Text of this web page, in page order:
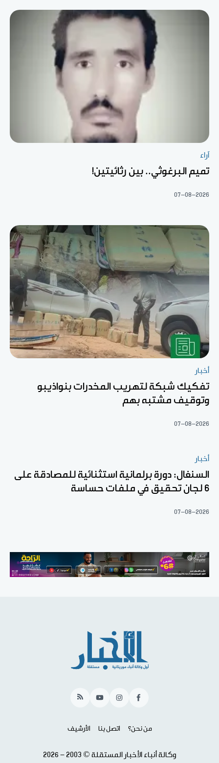
آراء
تميم البرغوثي.. بين رثائيتين!
07-08-2026
أخبار
تفكيك شبكة لتهريب المخدرات بنواذيبو
وتوقيف مشتبه بهم
07-08-2026
أخبار
السنغال: دورة برلمانية استثنائية للمصادقة على
6 لجان تحقيق في ملفات حساسة
07-08-2026
Facebook
Instagram
YouTube
RSS
من نحن؟ اتصل بنا الأرشيف
وكالة أنباء الأخبار المستقلة © 2003 - 2026